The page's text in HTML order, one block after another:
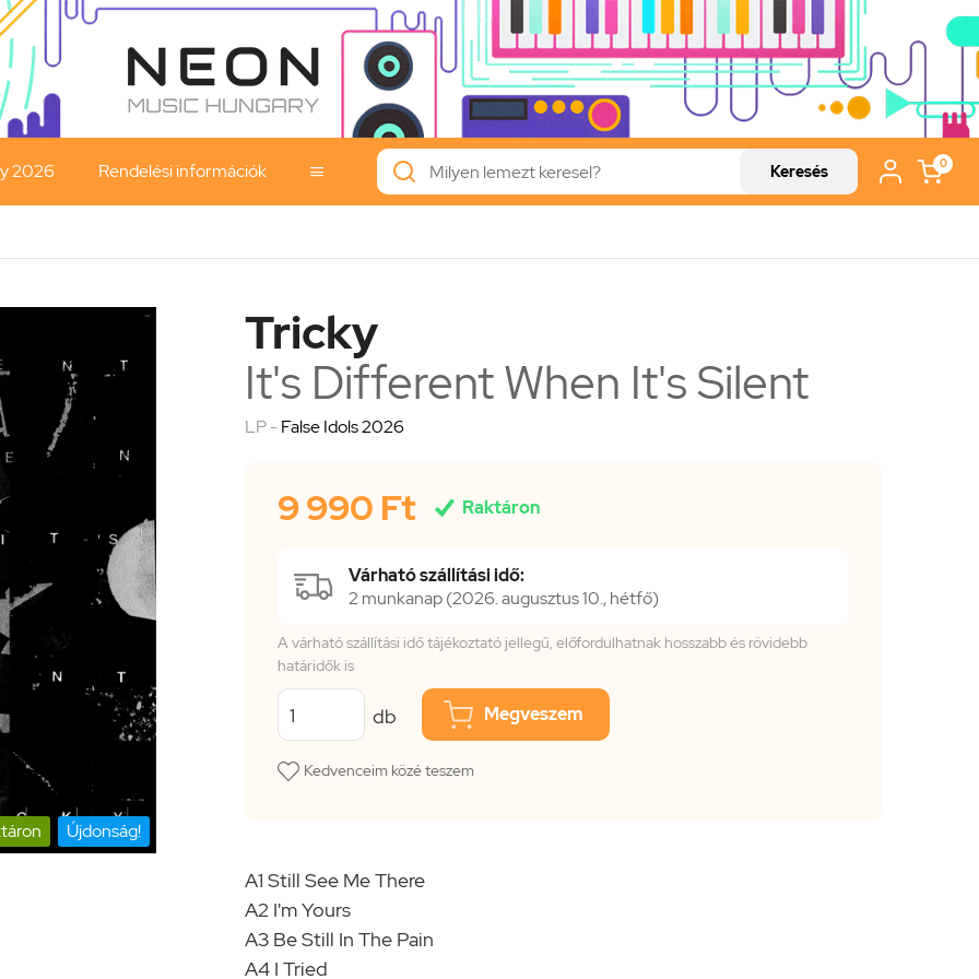
2026 Rendelési információk  Keresés 0
Újdonság!
Tricky
It's Different When It's Silent
LP -False Idols 2026
9 990 Ft  Raktáron
Várható szállítási idő:
2 munkanap (2026. augusztus 10., hétfő)
A várható szállítási idő tájékoztató jellegű, előfordulhatnak hosszabb és rövidebb
határidők is
db Megveszem
Kedvenceim közé teszem
A1 Still See Me There
A2 I'm Yours
A3 Be Still In The Pain
A4 I Tried